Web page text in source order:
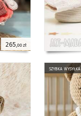
265 ,00 zł
szybka wysyłka